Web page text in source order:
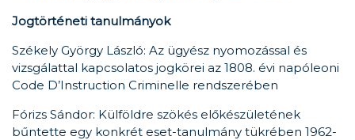
Jogtörténeti tanulmányok
Székely György László: Az ügyész nyomozással és
vizsgálattal kapcsolatos jogkörei az 1808. évi napóleoni
Code D’Instruction Criminelle rendszerében
Fórizs Sándor: Külföldre szökés előkészületének
bűntette egy konkrét eset-tanulmány tükrében 1962-